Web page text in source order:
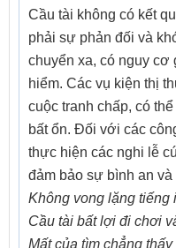
Cầu tài không có kết
phải sự phản đối và
chuyển xa, có nguy cơ
hiểm. Các vụ kiện thị
cuộc tranh chấp, có
bất ổn. Đối với các
thực hiện các nghi lễ
đảm bảo sự bình an và
Không vong lặng tiếng
Cầu tài bất lợi đi chơi
Mất của tìm chẳng thấy